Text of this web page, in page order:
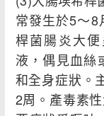
常發生於5～8
桿菌腸炎大
液，偶見血絲
和全身症狀。
2周。產毒素